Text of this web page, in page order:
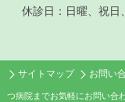
休診日：日曜、祝日
サイトマップ お問い
つ病院までお気軽にお問い合